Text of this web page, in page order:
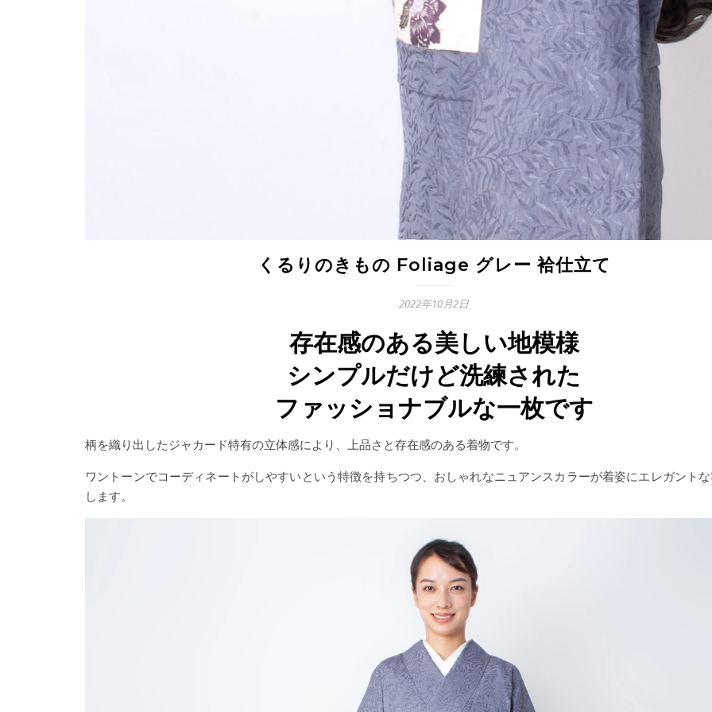
くるりのきもの Foliage グレー 袷仕立て
2022年10月2日
存在感のある美しい地模様
シンプルだけど洗練された
ファッショナブルな一枚です
柄を織り出したジャカード特有の立体感により、上品さと存在感のある着物です。
ワントーンでコーディネートがしやすいという特徴を持ちつつ、おしゃれなニュアンスカラーが着姿にエレガント
します。